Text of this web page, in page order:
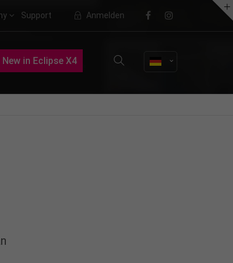
Lorem ipsum dolor sit amet,
Support Anmelden
New in Eclipse X4